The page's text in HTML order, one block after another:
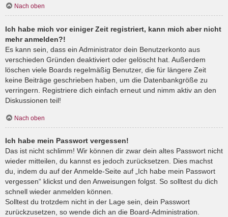
Nach oben
Ich habe mich vor einiger Zeit registriert, kann mich aber nicht
mehr anmelden?!
Es kann sein, dass ein Administrator dein Benutzerkonto aus
verschieden Gründen deaktiviert oder gelöscht hat. Außerdem
löschen viele Boards regelmäßig Benutzer, die für längere Zeit
keine Beiträge geschrieben haben, um die Datenbankgröße zu
verringern. Registriere dich einfach erneut und nimm aktiv an den
Diskussionen teil!
Nach oben
Ich habe mein Passwort vergessen!
Das ist nicht schlimm! Wir können dir zwar dein altes Passwort nicht
wieder mitteilen, du kannst es jedoch zurücksetzen. Dies machst
du, indem du auf der Anmelde-Seite auf „Ich habe mein Passwort
vergessen“ klickst und den Anweisungen folgst. So solltest du dich
schnell wieder anmelden können.
Solltest du trotzdem nicht in der Lage sein, dein Passwort
zurückzusetzen, so wende dich an die Board-Administration.